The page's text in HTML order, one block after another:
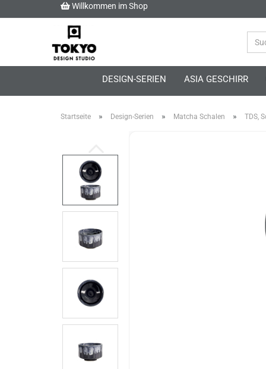
Willkommen im Shop
DESIGN-SERIEN ASIA GESCHIRR
Startseite » Design-Serien » Matcha Schalen » TDS,